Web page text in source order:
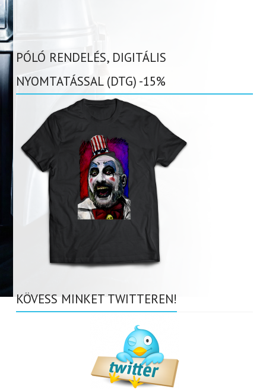
PÓLÓ RENDELÉS, DIGITÁLIS
NYOMTATÁSSAL (DTG) -15%
KÖVESS MINKET TWITTEREN!